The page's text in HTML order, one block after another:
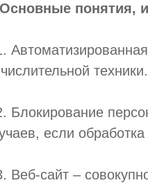
понятия,
техники.
Блокирование
если
Веб-сайт –